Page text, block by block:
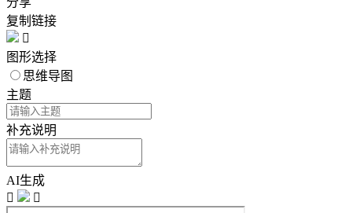
复制链接

图形选择
思维导图
主题
补充说明
AI生成

